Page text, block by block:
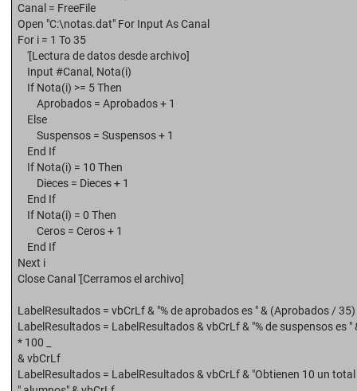
Canal = FreeFile
Open "C:\notas.dat" For Input As Canal
For i = 1 To 35
'[Lectura de datos desde archivo]
Input #Canal, Nota(i)
If Nota(i) >= 5 Then
Aprobados = Aprobados + 1
Else
Suspensos = Suspensos + 1
End If
If Nota(i) = 10 Then
Dieces = Dieces + 1
End If
If Nota(i) = 0 Then
Ceros = Ceros + 1
End If
Next i
Close Canal '[Cerramos el archivo]
LabelResultados = vbCrLf & "% de aprobados es " & (Aprobados /
LabelResultados = LabelResultados & vbCrLf & "% de suspensos es
* 100 _
& vbCrLf
LabelResultados = LabelResultados & vbCrLf & "Obtienen 10 un total